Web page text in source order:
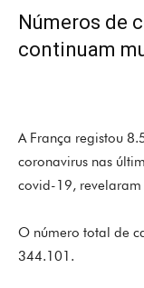
Números de
continuam
A França registou
coronavirus nas
covid-19, revelaram
O número total de
344.101.